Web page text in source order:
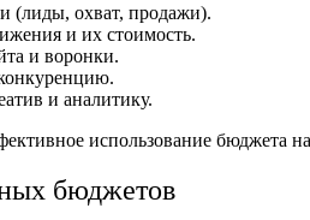
(лиды, охват, продажи).
и их стоимость.
и воронки.
и аналитику.
использование бюджета
бюджетов